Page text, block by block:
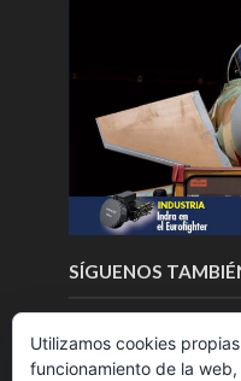
SÍGUENOS
Utilizamos cookies
funcionamiento de la